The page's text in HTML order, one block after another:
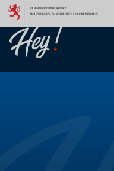
Skip to content